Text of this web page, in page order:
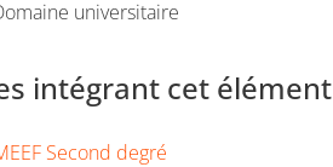
universitaire
intégrant cet élément
Second degré